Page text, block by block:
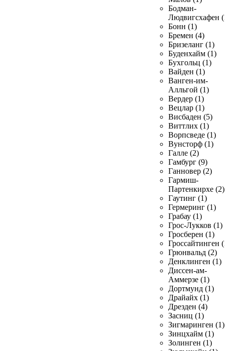
Бодман-
Людвигсхафен
Бонн (1)
Бремен (4)
Бризеланг (1)
Буденхайм (1)
Бухгольц (1)
Вайден (1)
Ванген-им-
Алльгой (1)
Вердер (1)
Вецлар (1)
Висбаден (5)
Виттлих (1)
Ворпсведе (1)
Вунсторф (1)
Галле (2)
Гамбург (9)
Ганновер (2)
Гармиш-
Партенкирхе (2)
Гаутинг (1)
Гермеринг (1)
Грабау (1)
Грос-Лукков (1)
Гросберен (1)
Гроссайтинген
Грюнвальд (2)
Денклинген (1)
Диссен-ам-
Аммерзе (1)
Дортмунд (1)
Драйайх (1)
Дрезден (4)
Засниц (1)
Зигмаринген (1)
Зинцхайм (1)
Золинген (1)